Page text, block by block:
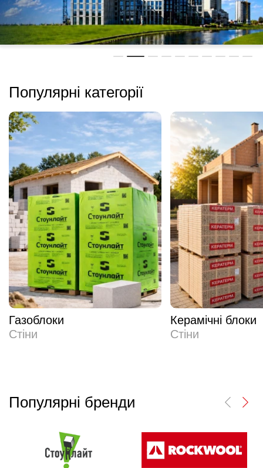
Популярні категорії
Газоблоки
Стіни
Керамічні блоки
Стіни
Популярні бренди